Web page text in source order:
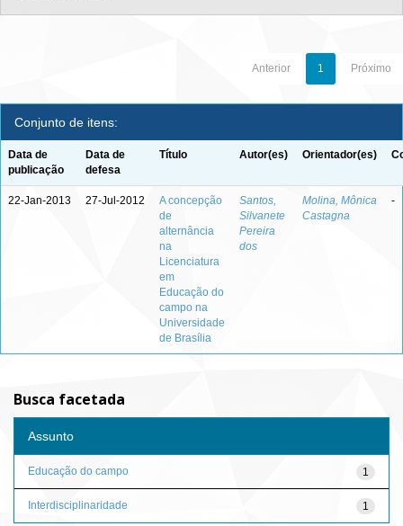
Anterior 1 Próximo
Conjunto de itens:
Data de
publicação
Data de
defesa
Título Autor(es) Orientador(es)
22-Jan-2013 27-Jul-2012
A concepção
de
alternância
na
Licenciatura
em
Educação do
campo na
Universidade
de Brasília
Santos,
Silvanete
Pereira
dos
Molina, Mônica
Castagna
-
Busca facetada
Assunto
1
Educação do campo
1
Interdisciplinaridade